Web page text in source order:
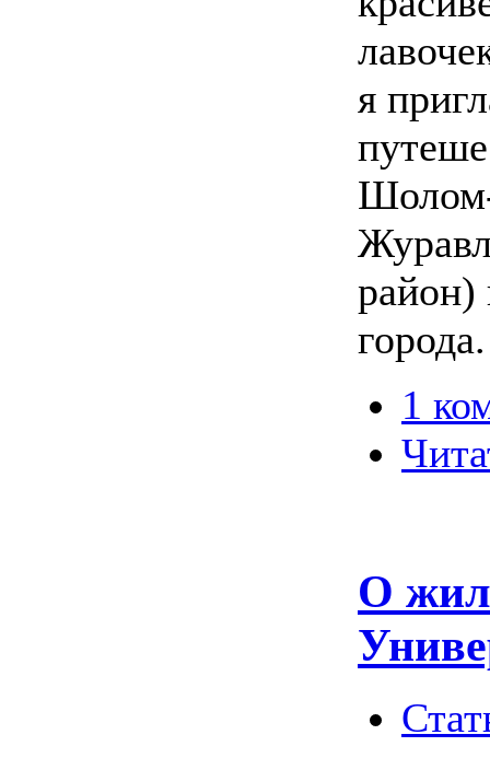
я
район)
города.
1
О